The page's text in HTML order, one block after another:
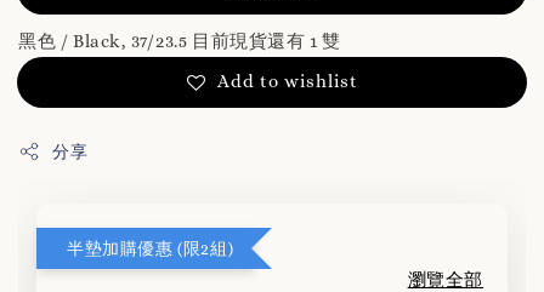
黑色 / Black, 37/23.5 目前現貨還有 1 雙
Add to wishlist
分享
半墊加購優惠 (限2組)
瀏覽全部